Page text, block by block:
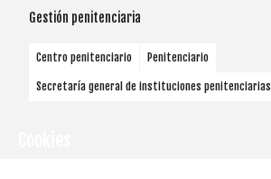
Gestión penitenciaria
Centro penitenciario Penitenciario
Secretaría general de instituciones penitenciarias